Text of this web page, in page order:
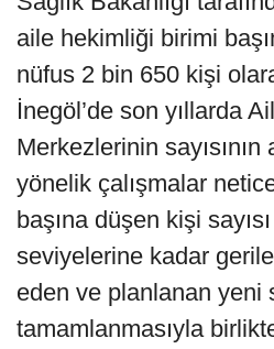
aile hekimliği birimi
nüfus 2 bin 650 kişi
İnegöl’de son yıllarda
Merkezlerinin sayısının
yönelik çalışmalar
başına düşen kişi
seviyelerine kadar
eden ve planlanan yeni
tamamlanmasıyla